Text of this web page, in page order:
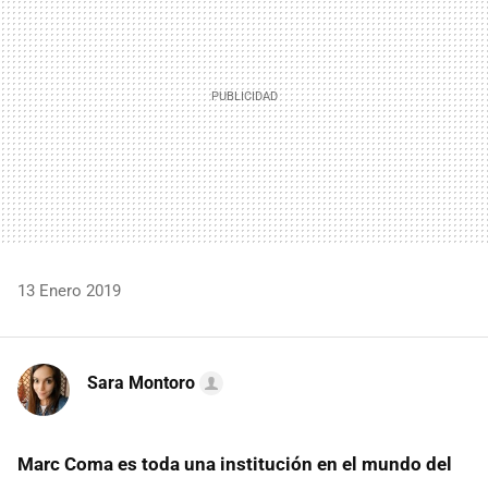
13 Enero 2019
Sara Montoro
Marc Coma es toda una institución en el mundo del